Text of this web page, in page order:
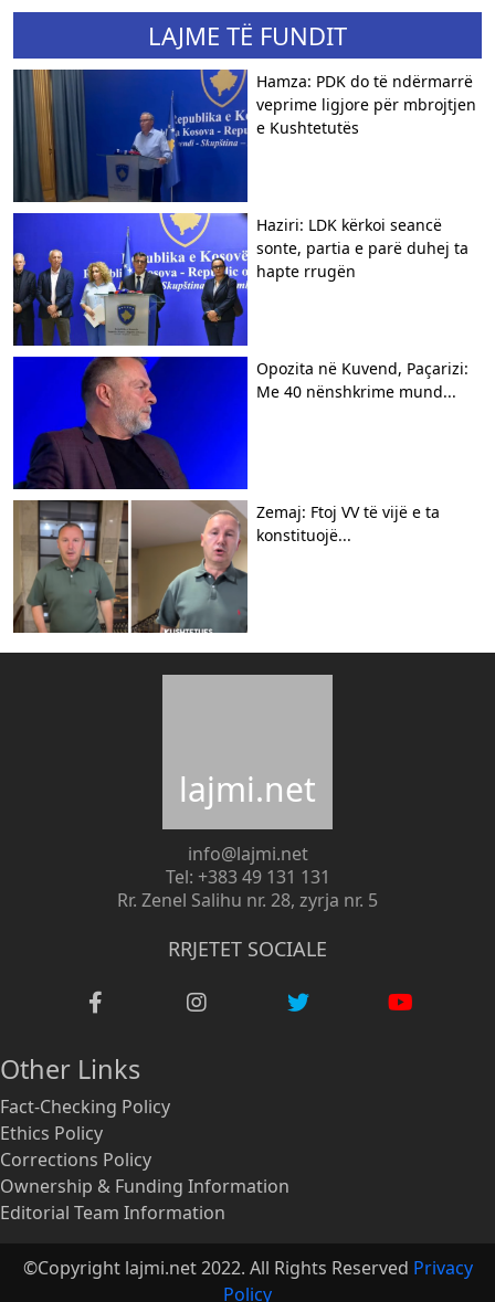
LAJME TË FUNDIT
Hamza: PDK do të ndërmarrë
veprime ligjore për mbrojtjen
e Kushtetutës
Haziri: LDK kërkoi seancë
sonte, partia e parë duhej ta
hapte rrugën
Opozita në Kuvend, Paçarizi:
Me 40 nënshkrime mund...
Zemaj: Ftoj VV të vijë e ta
konstituojë...
lajmi.net
info@lajmi.net
Tel: +383 49 131 131
Rr. Zenel Salihu nr. 28, zyrja nr. 5
RRJETET SOCIALE
Other Links
Fact-Checking Policy
Ethics Policy
Corrections Policy
Ownership & Funding Information
Editorial Team Information
©Copyright lajmi.net 2022. All Rights Reserved Privacy
Policy